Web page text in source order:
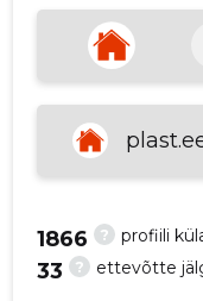
? profiili
1866
? ettevõtte
33